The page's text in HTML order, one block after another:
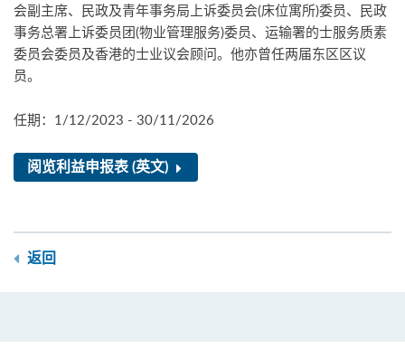
会副主席、民政及青年事务局上诉委员会(床位寓所)委员、民政
事务总署上诉委员团(物业管理服务)委员、运输署的士服务质素
委员会委员及香港的士业议会顾问。他亦曾任两届东区区议
员。
任期：1/12/2023 - 30/11/2026
阅览利益申报表 (英文)
返回